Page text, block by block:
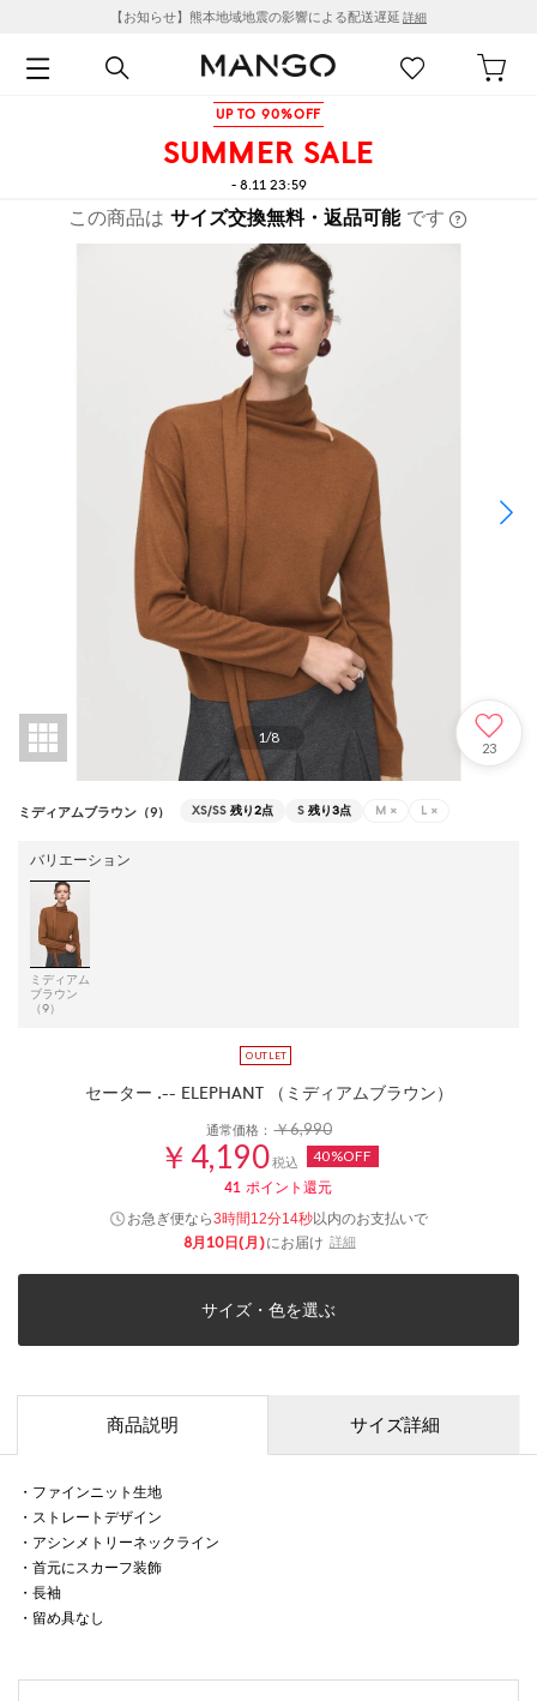
【お知らせ】熊本地域地震の影響による配送遅延 詳細
UP TO 90%OFF
SUMMER SALE
- 8.11 23:59
この商品は サイズ交換無料・返品可能 です
1/8
23
ミディアムブラウン（9） XS/SS 残り2点 S 残り3点 M × L ×
バリエーション
ミディアム
ブラウン
（9）
セーター .-- ELEPHANT （ミディアムブラウン）
通常価格：￥6,990
￥4,190税込 40%OFF
41ポイント還元
お急ぎ便なら3時間12分13秒以内のお支払いで
8月10日(月)にお届け 詳細
サイズ・色を選ぶ
商品説明 サイズ詳細
・ファインニット生地
・ストレートデザイン
・アシンメトリーネックライン
・首元にスカーフ装飾
・長袖
・留め具なし